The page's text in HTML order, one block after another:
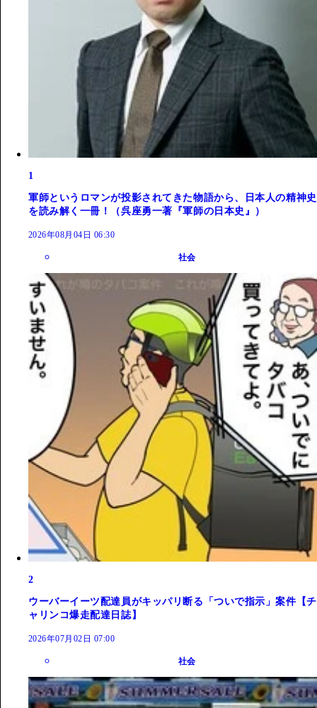
1
軍師というロマンが投影されてきた物語から、日本人の精神史
を読み解く一冊！（呉座勇一著『軍師の日本史』）
2026年08月04日 06:30
社会
2
ウーバーイーツ配達員がキッパリ断る「ついで指示」案件【チ
ャリンコ爆走配達日誌】
2026年07月02日 07:00
社会